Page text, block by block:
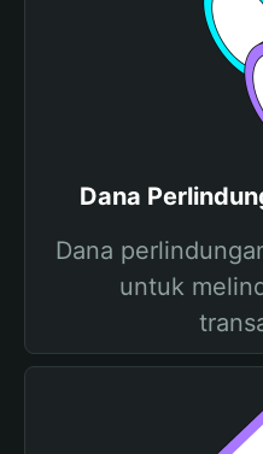
Dana
Dana
untuk